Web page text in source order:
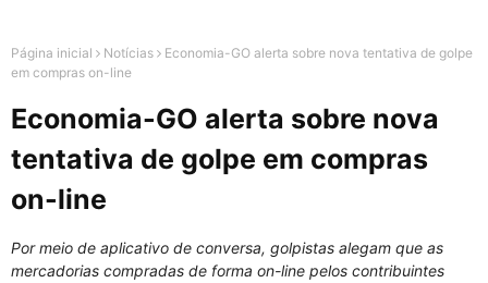
Página inicial Notícias
Economia-GO alerta sobre nova tentativa de golpe
em compras on-line
Economia-GO alerta sobre nova
tentativa de golpe em compras
on-line
Por meio de aplicativo de conversa, golpistas alegam que as
mercadorias compradas de forma on-line pelos contribuintes